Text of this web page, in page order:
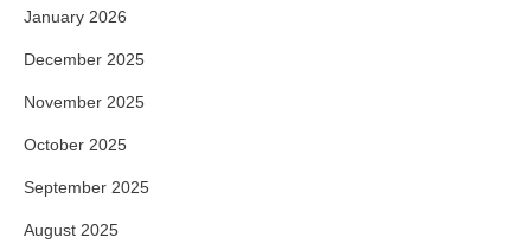
January 2026
December 2025
November 2025
October 2025
September 2025
August 2025